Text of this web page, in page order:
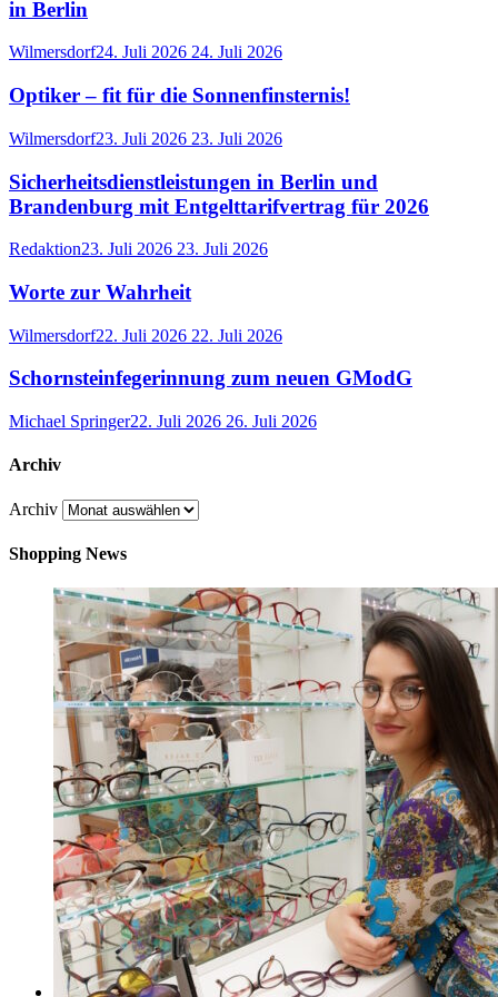
in Berlin
Wilmersdorf24. Juli 2026 24. Juli 2026
Optiker – fit für die Sonnenfinsternis!
Wilmersdorf23. Juli 2026 23. Juli 2026
Sicherheitsdienstleistungen in Berlin und
Brandenburg mit Entgelttarifvertrag für 2026
Redaktion23. Juli 2026 23. Juli 2026
Worte zur Wahrheit
Wilmersdorf22. Juli 2026 22. Juli 2026
Schornsteinfegerinnung zum neuen GModG
Michael Springer22. Juli 2026 26. Juli 2026
Archiv
Archiv
Shopping News